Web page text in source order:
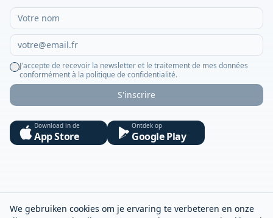
We gebruiken cookies om je ervaring te verbeteren en onze
J'accepte de recevoir la newsletter et le traitement de mes données
conformément à la politique de confidentialité.
S'inscrire
Download in de
App Store
Ontdek op
Google Play